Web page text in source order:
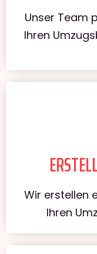
Unser Team
Ihren
Wir erstellen
Ihren